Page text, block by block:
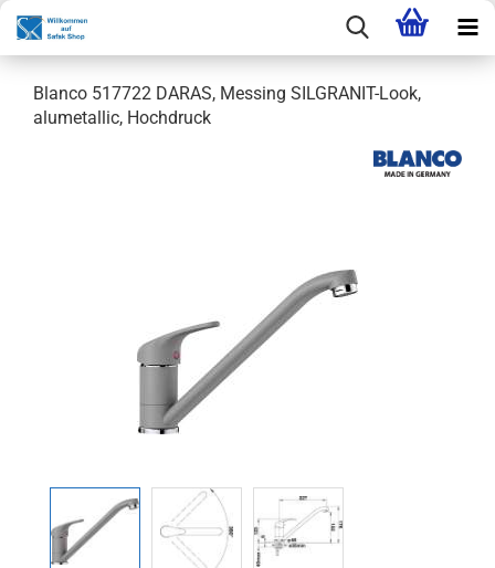
Blanco 517722 DARAS, Messing SILGRANIT-Look,
alumetallic, Hochdruck